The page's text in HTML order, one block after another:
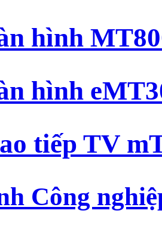
hình
hình
tiếp TV
Công